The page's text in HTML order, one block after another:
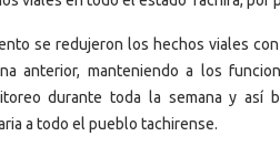
se redujeron los hechos viales
anterior, manteniendo a los
durante toda la semana y así
a todo el pueblo tachirense.